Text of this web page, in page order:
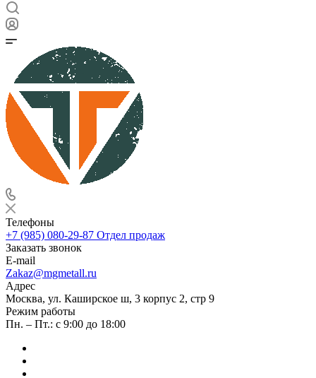
Телефоны
+7 (985) 080-29-87 Отдел продаж
Заказать звонок
E-mail
Zakaz@mgmetall.ru
Адрес
Москва, ул. Каширское ш, 3 корпус 2, стр 9
Режим работы
Пн. – Пт.: с 9:00 до 18:00